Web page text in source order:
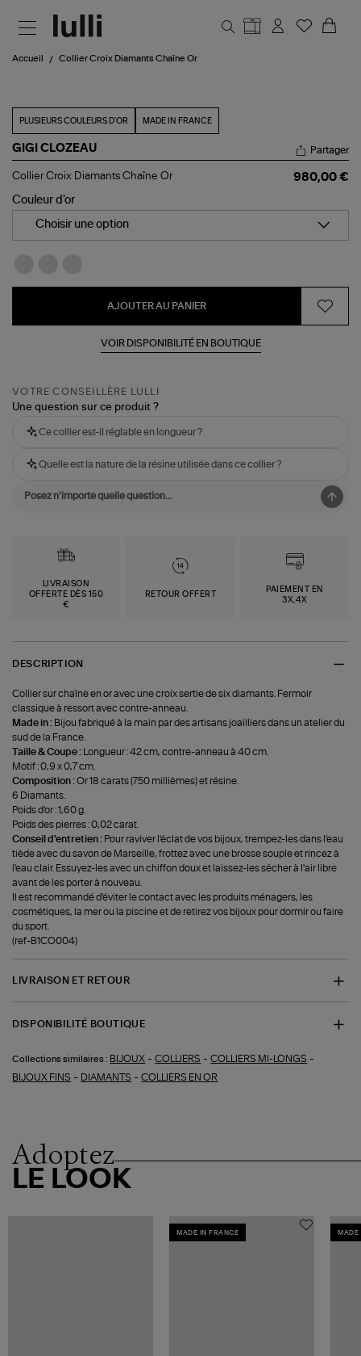
Accueil Collier Croix Diamants Chaîne Or
PLUSIEURS COULEURS D'OR MADE IN FRANCE
GIGI CLOZEAU
Collier
Diamants
Chaîne
Partager
Collier Croix Diamants Chaîne Or
980,00 €
Couleur d'or
Choisir une option
AJOUTER AU PANIER
VOIR DISPONIBILITÉ EN BOUTIQUE
VOTRE CONSEILLÈRE LULLI
Une question sur ce produit ?
Ce collier est-il réglable en longueur ?
Quelle est la nature de la résine utilisée dans ce collier ?
LIVRAISON
OFFERTE DÈS 150
€
RETOUR OFFERT
PAIEMENT EN
3X,4X
DESCRIPTION
Collier sur chaîne en or avec une croix sertie de six diamants. Fermoir
classique à ressort avec contre-anneau.
Made in : Bijou fabriqué à la main par des artisans joailliers dans un atelier du
sud de la France.
Taille & Coupe :
Longueur : 42 cm, contre-anneau à 40 cm.
Motif : 0,9 x 0,7 cm.
Composition :Or 18 carats (750 millièmes) et résine.
6 Diamants.
Poids d'or : 1,60 g.
Poids des pierres : 0,02 carat.
Conseil d'entretien : Pour raviver l'éclat de vos bijoux, trempez-les dans l'eau
tiède avec du savon de Marseille, frottez avec une brosse souple et rincez à
l'eau clair. Essuyez-les avec un chiffon doux et laissez-les sécher à l'air libre
avant de les porter à nouveau.
Il est recommandé d'éviter le contact avec les produits ménagers, les
cosmétiques, la mer ou la piscine et de retirez vos bijoux pour dormir ou faire
du sport.
(ref-B1CO004)
LIVRAISON ET RETOUR
DISPONIBILITÉ BOUTIQUE
Collections similaires : BIJOUX -COLLIERS -COLLIERS MI-LONGS -
BIJOUX FINS - DIAMANTS -COLLIERS EN OR
Adoptez
LE LOOK
MADE IN FRANCE MADE